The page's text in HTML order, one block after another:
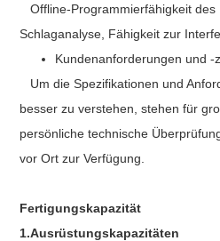
Offline-Programmierfähigkeit des
Schlaganalyse, Fähigkeit zur
Kundenanforderungen und -
Um die Spezifikationen und
besser zu verstehen, stehen für
persönliche technische
vor Ort zur Verfügung.
Fertigungskapazität
1.Ausrüstungskapazitäten